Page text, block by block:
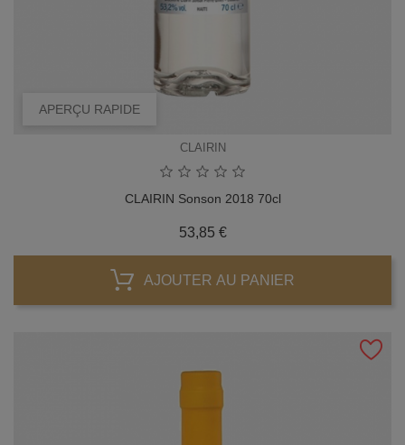
APERÇU RAPIDE
CLAIRIN
CLAIRIN Sonson 2018 70cl
53,85 €Prix
AJOUTER AU PANIER